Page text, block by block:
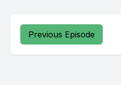
Previous Episode